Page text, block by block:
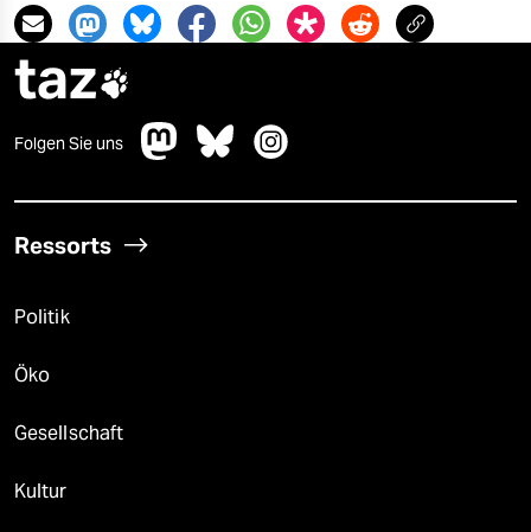
taz
Folgen Sie uns
Ressorts
Politik
Öko
Gesellschaft
Kultur